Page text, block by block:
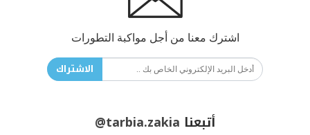
اشترك معنا من أجل مواكبة التطورات
الاشتراك
أتبعنا @tarbia.zakia